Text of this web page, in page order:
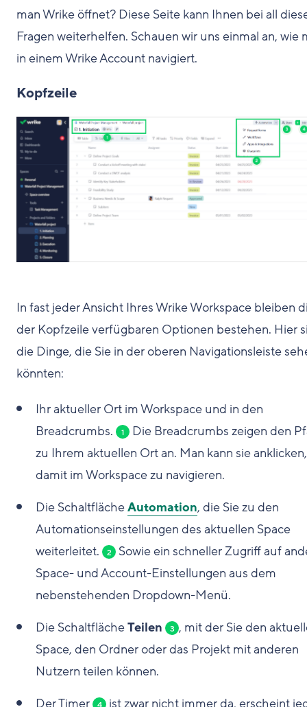
man Wrike öffnet? Diese Seite kann Ihnen bei all
Fragen weiterhelfen. Schauen wir uns einmal an, wie
in einem Wrike Account navigiert.
Kopfzeile
In fast jeder Ansicht Ihres Wrike Workspace bleiben
der Kopfzeile verfügbaren Optionen bestehen. Hier
die Dinge, die Sie in der oberen Navigationsleiste
könnten:
Ihr aktueller Ort im Workspace und in den
Breadcrumbs.
1
Die Breadcrumbs zeigen den
zu Ihrem aktuellen Ort an. Man kann sie
damit im Workspace zu navigieren.
Die SchaltflächeAutomation, die Sie zu den
Automationseinstellungen des aktuellen Space
weiterleitet.
2
Sowie ein schneller Zugriff auf
Space- und Account-Einstellungen aus dem
nebenstehenden Dropdown-Menü.
Die SchaltflächeTeilen 3 , mit der Sie den
Space, den Ordner oder das Projekt mit anderen
Nutzern teilen können.